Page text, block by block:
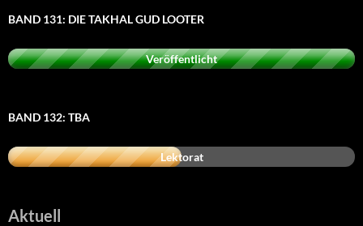
BAND 131: DIE TAKHAL GUD LOOTER
Veröffentlicht
BAND 132: TBA
Lektorat
Aktuell